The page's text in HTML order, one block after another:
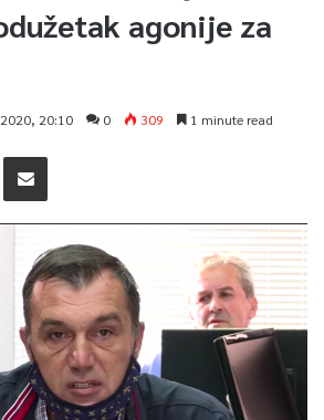
agonije za
20:10 0 309 1 minute read